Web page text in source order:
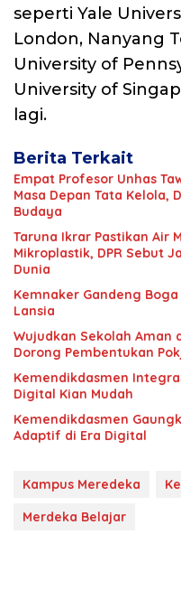
seperti Yale
London, Nanyang
University of
University of
lagi.
Berita Terkait
Empat Profesor Unhas
Masa Depan Tata Kelola,
Budaya
Taruna Ikrar Pastikan Air
Mikroplastik, DPR Sebut
Dunia
Kemnaker Gandeng
Lansia
Wujudkan Sekolah Aman
Dorong Pembentukan
Kemendikdasmen
Digital Kian Mudah
Kemendikdasmen
Adaptif di Era Digital
Kampus Meredeka
Merdeka Belajar